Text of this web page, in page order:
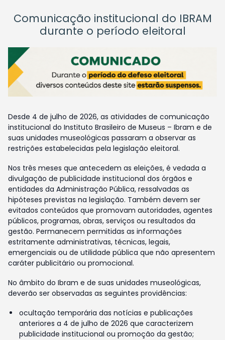
Comunicação institucional do IBRAM
durante o período eleitoral
Desde 4 de julho de 2026, as atividades de comunicação
institucional do Instituto Brasileiro de Museus – Ibram e de
suas unidades museológicas passaram a observar as
restrições estabelecidas pela legislação eleitoral.
Nos três meses que antecedem as eleições, é vedada a
divulgação de publicidade institucional dos órgãos e
entidades da Administração Pública, ressalvadas as
hipóteses previstas na legislação. Também devem ser
evitados conteúdos que promovam autoridades, agentes
públicos, programas, obras, serviços ou resultados da
gestão. Permanecem permitidas as informações
estritamente administrativas, técnicas, legais,
emergenciais ou de utilidade pública que não apresentem
caráter publicitário ou promocional.
No âmbito do Ibram e de suas unidades museológicas,
deverão ser observadas as seguintes providências:
ocultação temporária das notícias e publicações
anteriores a 4 de julho de 2026 que caracterizem
publicidade institucional ou promoção da gestão;